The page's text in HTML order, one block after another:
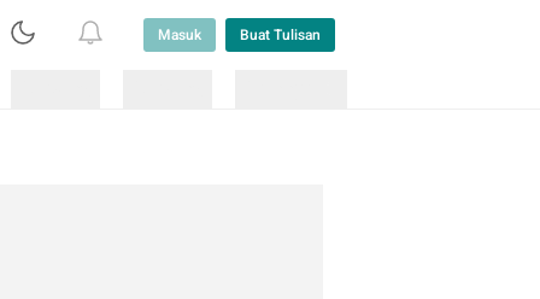
Masuk Buat Tulisan